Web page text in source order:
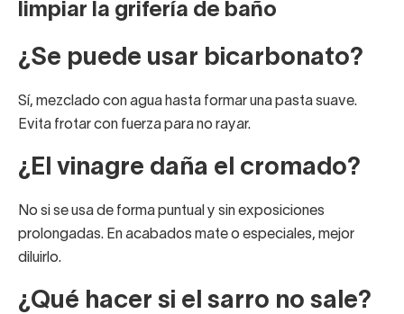
limpiar la grifería de baño
¿Se puede usar bicarbonato?
Sí, mezclado con agua hasta formar una pasta suave.
Evita frotar con fuerza para no rayar.
¿El vinagre daña el cromado?
No si se usa de forma puntual y sin exposiciones
prolongadas. En acabados mate o especiales, mejor
diluirlo.
¿Qué hacer si el sarro no sale?